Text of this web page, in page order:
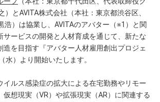
）とAVITA株式会社（本社：東京都渋谷区、
浩）は協業し、AVITAのアバター（※1）と関
サービスの開発と人材育成を通じて、新たな
造を目指す『アバター人材雇用創出プロジェ
水）より開始いたします。
イルス感染症の拡大による在宅勤務やリモー
仮想現実（VR）や拡張現実（AR）に関連する